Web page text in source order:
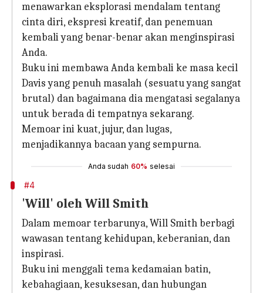
menawarkan eksplorasi mendalam tentang
cinta diri, ekspresi kreatif, dan penemuan
kembali yang benar-benar akan menginspirasi
Anda.
Buku ini membawa Anda kembali ke masa kecil
Davis yang penuh masalah (sesuatu yang sangat
brutal) dan bagaimana dia mengatasi segalanya
untuk berada di tempatnya sekarang.
Memoar ini kuat, jujur, dan lugas,
menjadikannya bacaan yang sempurna.
Anda sudah 60% selesai
#4
'Will' oleh Will Smith
Dalam memoar terbarunya, Will Smith berbagi
wawasan tentang kehidupan, keberanian, dan
inspirasi.
Buku ini menggali tema kedamaian batin,
kebahagiaan, kesuksesan, dan hubungan